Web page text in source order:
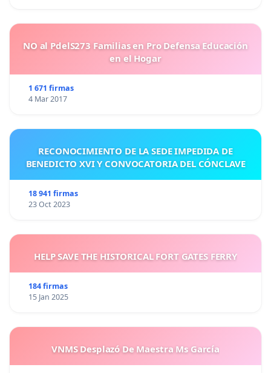
NO al PdelS273 Familias en Pro Defensa Educación
en el Hogar
1 671 firmas
4 Mar 2017
RECONOCIMIENTO DE LA SEDE IMPEDIDA DE
BENEDICTO XVI Y CONVOCATORIA DEL CÓNCLAVE
18 941 firmas
23 Oct 2023
HELP SAVE THE HISTORICAL FORT GATES FERRY
184 firmas
15 Jan 2025
VNMS Desplazó De Maestra Ms García